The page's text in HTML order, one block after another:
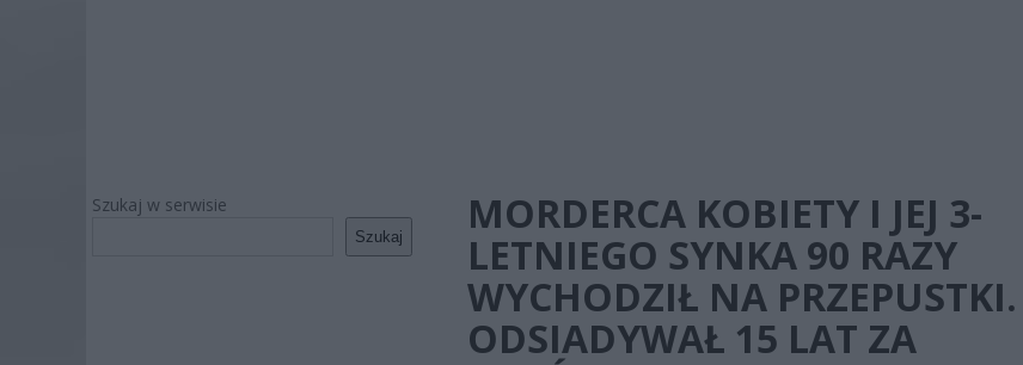
Szukaj w serwisie
Szukaj
MORDERCA KOBIETY I JEJ 3-
LETNIEGO SYNKA 90 RAZY
WYCHODZIŁ NA PRZEPUSTKI.
ODSIADYWAŁ 15 LAT ZA